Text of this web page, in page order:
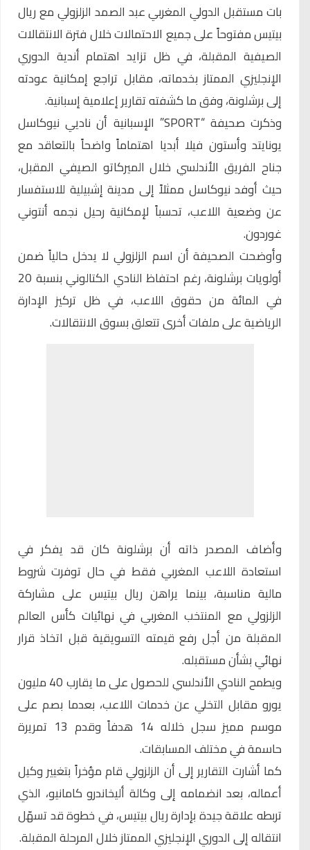
بات مستقبل الدولي المغربيعبد الصمد الزلزوليمعريال
بيتيسمفتوحاً على جميع الاحتمالات خلال فترة الانتقالات
الصيفية المقبلة، في ظل تزايد اهتمام أندية الدوري
الإنجليزي الممتاز بخدماته، مقابل تراجع إمكانية عودته
إلىبرشلونة، وفق ما كشفته تقارير إعلامية إسبانية.
وذكرت صحيفة “SPORT” الإسبانية أن ناديي
نيوكاسل
يونايتدوأستون فيلا أبديا اهتماماً واضحاً بالتعاقد مع
جناح الفريق الأندلسي خلال الميركاتو الصيفي المقبل،
حيث أوفد نيوكاسل ممثلاً إلى مدينة إشبيلية للاستفسار
عن وضعية اللاعب، تحسباً لإمكانية رحيل نجمه أنتوني
غوردون.
وأوضحت الصحيفة أن اسم الزلزولي لا يدخل حالياً ضمن
أولويات برشلونة، رغم احتفاظ النادي الكتالوني بنسبة 20
في المائة من حقوق اللاعب، في ظل تركيز الإدارة
الرياضية على ملفات أخرى تتعلق بسوق الانتقالات.
وأضاف المصدر ذاته أن برشلونة كان قد يفكر في
استعادة اللاعب المغربي فقط في حال توفرت شروط
مالية مناسبة، بينما يراهن ريال بيتيس على مشاركة
الزلزولي مع المنتخب المغربيفي نهائيات كأس العالم
المقبلة من أجل رفع قيمته التسويقية قبل اتخاذ قرار
نهائي بشأن مستقبله.
ويطمح النادي الأندلسي للحصول على ما يقارب 40 مليون
يورو مقابل التخلي عن خدمات اللاعب، بعدما بصم على
موسم مميز سجل خلاله 14 هدفاً وقدم 13 تمريرة
حاسمة في مختلف المسابقات.
كما أشارت التقارير إلى أن الزلزولي قام مؤخراً بتغيير وكيل
أعماله، بعد انضمامه إلى وكالة أليخاندرو كامانيو، الذي
تربطه علاقة جيدة بإدارة ريال بيتيس، في خطوة قد تسهّل
انتقاله إلى الدوري الإنجليزي الممتاز خلال المرحلة المقبلة.